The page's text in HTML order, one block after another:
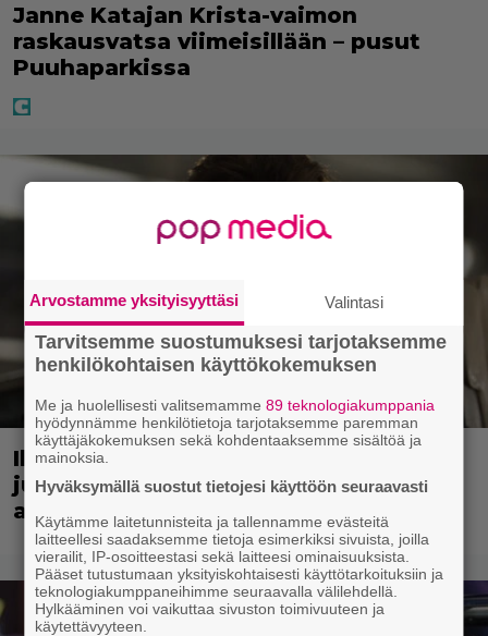
Janne Katajan Krista-vaimon
raskausvatsa viimeisillään – pusut
Puuhaparkissa
Illalla tv:ssä: Vauhdikasta
junatoimintaa – leffa suututti
amerikkalaisen pankkijätin
Arvostamme yksityisyyttäsi Valintasi
Tarvitsemme suostumuksesi tarjotaksemme
henkilökohtaisen käyttökokemuksen
Me ja huolellisesti valitsemamme89 teknologiakumppania
hyödynnämme henkilötietoja tarjotaksemme paremman
käyttäjäkokemuksen sekä kohdentaaksemme sisältöä ja
mainoksia.
Hyväksymällä suostut tietojesi käyttöön seuraavasti
Käytämme laitetunnisteita ja tallennamme evästeitä
laitteellesi saadaksemme tietoja esimerkiksi sivuista, joilla
vierailit, IP-osoitteestasi sekä laitteesi ominaisuuksista.
Pääset tutustumaan yksityiskohtaisesti käyttötarkoituksiin ja
teknologiakumppaneihimme seuraavalla välilehdellä.
Hylkääminen voi vaikuttaa sivuston toimivuuteen ja
käytettävyyteen.